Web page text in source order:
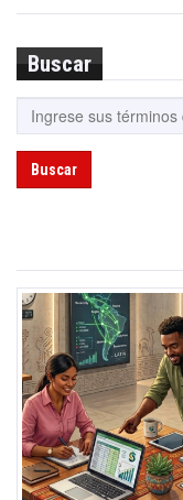
Buscar
Buscar